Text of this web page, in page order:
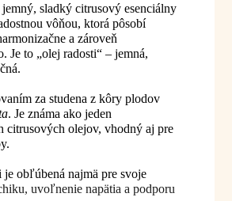
sladký citrusový esenciálny
vôňou, ktorá pôsobí
a zároveň
Je to „olej radosti“ – jemná,
za studena z kôry plodov
. Je známa ako jeden
citrusových olejov, vhodný aj pre
je obľúbená najmä pre svoje
uvoľnenie napätia a podporu